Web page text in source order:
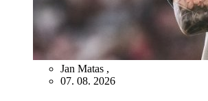
Jan Matas ,
07. 08. 2026